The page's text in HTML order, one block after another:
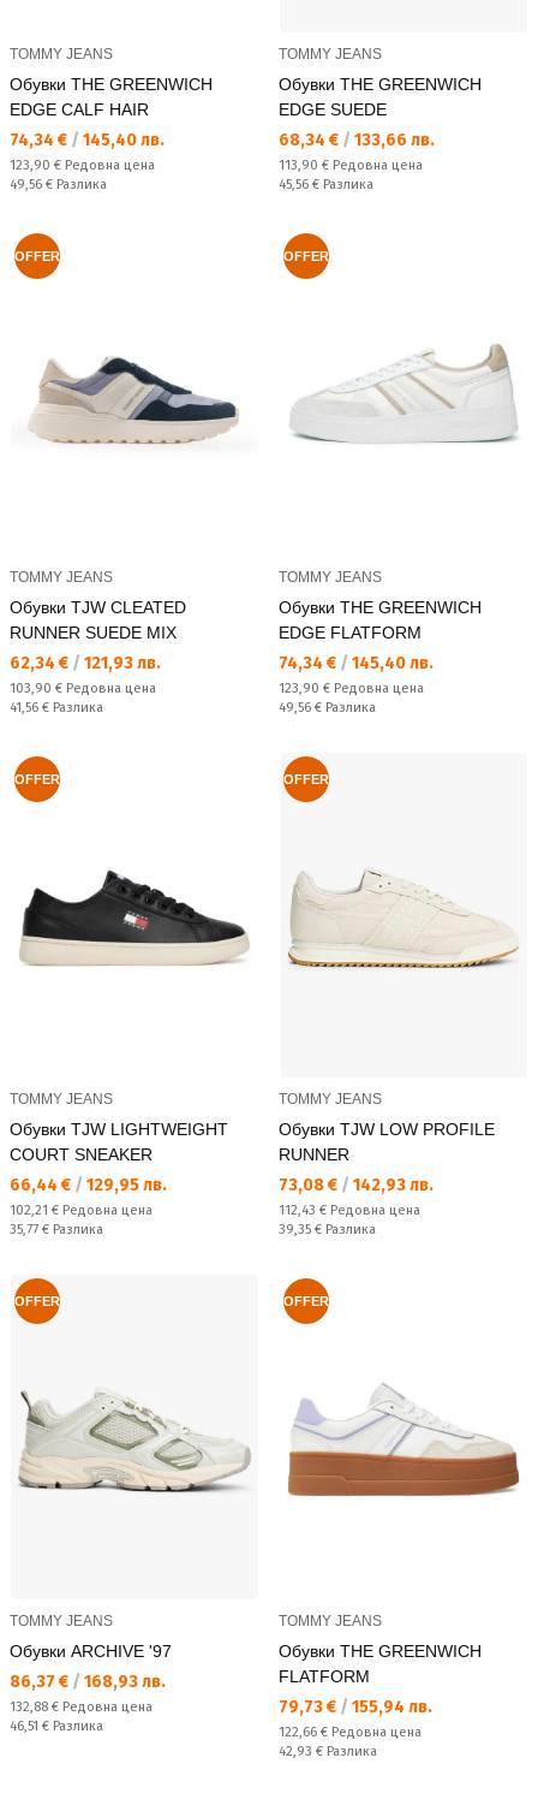
TOMMY JEANS
Обувки THE GREENWICH
EDGE CALF HAIR
Текуща цена:
74,34 € / 145,40 лв.
Редовна цена:
123,90 € Редовна цена
Спестявате:
49,56 € Разлика
TOMMY JEANS
Обувки THE GREENWICH
EDGE SUEDE
Текуща цена:
68,34 € / 133,66 лв.
Редовна цена:
113,90 € Редовна цена
Спестявате:
45,56 € Разлика
OFFER
TOMMY JEANS
Обувки TJW CLEATED
RUNNER SUEDE MIX
Текуща цена:
62,34 € / 121,93 лв.
Редовна цена:
103,90 € Редовна цена
Спестявате:
41,56 € Разлика
OFFER
TOMMY JEANS
Обувки THE GREENWICH
EDGE FLATFORM
Текуща цена:
74,34 € / 145,40 лв.
Редовна цена:
123,90 € Редовна цена
Спестявате:
49,56 € Разлика
OFFER
TOMMY JEANS
Обувки TJW LIGHTWEIGHT
COURT SNEAKER
Текуща цена:
66,44 € / 129,95 лв.
Редовна цена:
102,21 € Редовна цена
Спестявате:
35,77 € Разлика
OFFER
TOMMY JEANS
Обувки TJW LOW PROFILE
RUNNER
Текуща цена:
73,08 € / 142,93 лв.
Редовна цена:
112,43 € Редовна цена
Спестявате:
39,35 € Разлика
OFFER
TOMMY JEANS
Обувки ARCHIVE '97
Текуща цена:
86,37 € / 168,93 лв.
Редовна цена:
132,88 € Редовна цена
Спестявате:
46,51 € Разлика
OFFER
TOMMY JEANS
Обувки THE GREENWICH
FLATFORM
Текуща цена:
79,73 € / 155,94 лв.
Редовна цена:
122,66 € Редовна цена
Спестявате:
42,93 € Разлика